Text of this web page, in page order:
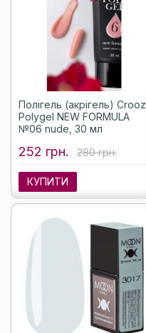
Полігель (акрігель) Crooz
Polygel NEW FORMULA
№06 nude, 30 мл
252 грн. 280 грн.
КУПИТИ